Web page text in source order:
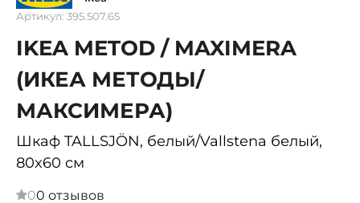
Артикул: 395.507.65
IKEA METOD / MAXIMERA
(ИКЕА МЕТОДЫ/
МАКСИМЕРА)
Шкаф TALLSJÖN, белый/Vallstena белый,
80x60 см
00 отзывов